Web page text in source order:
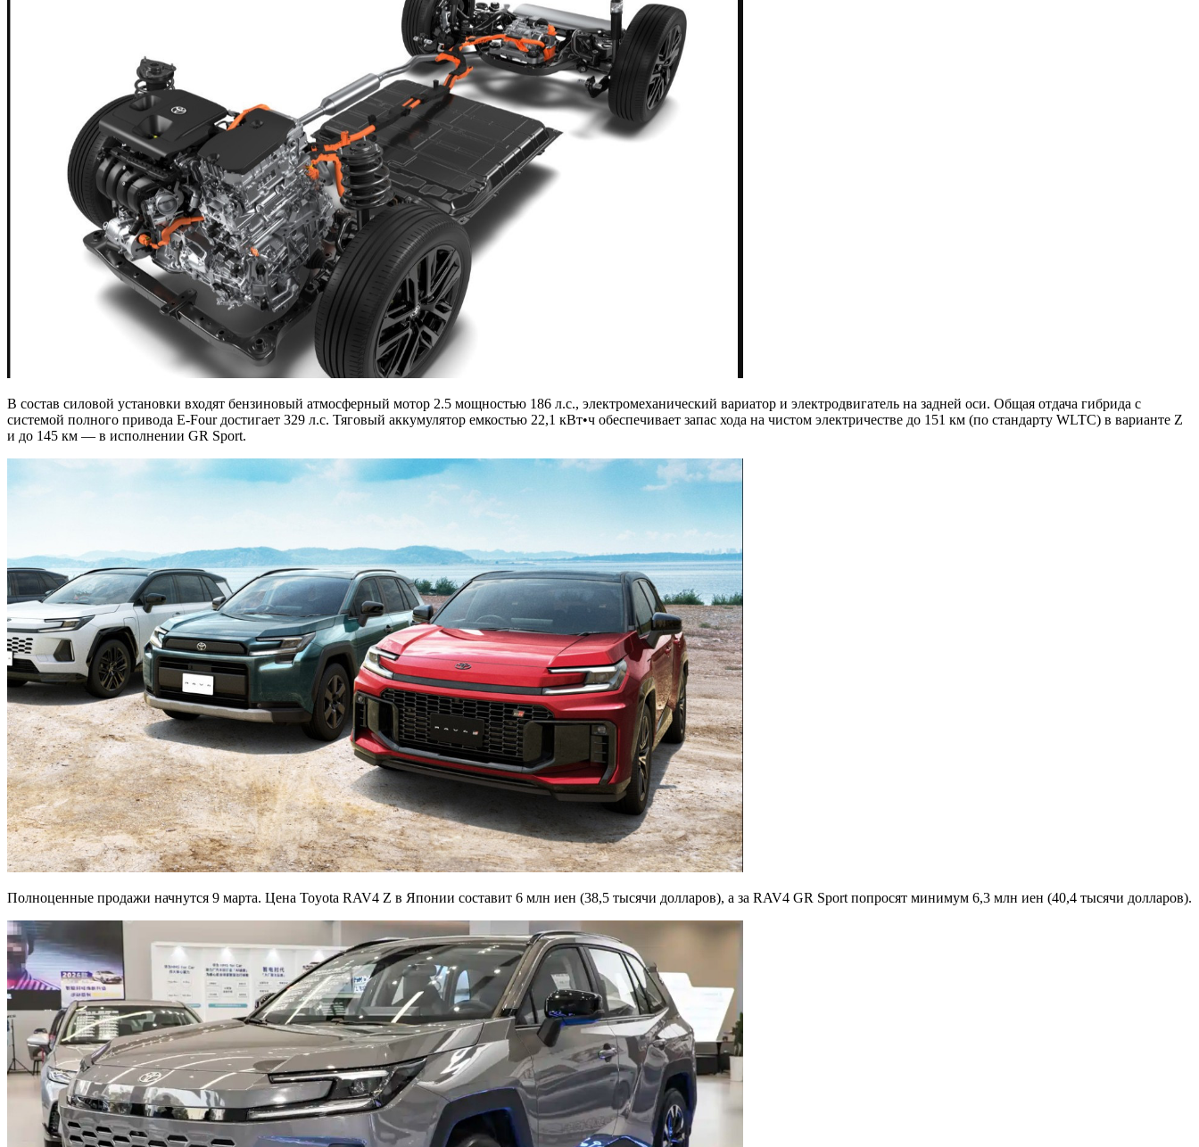
В состав силовой установки входят бензиновый атмосферный мотор 2.5 мощностью 186 л.с., электромеханический вариатор и электродвигатель на задней оси. Общая отдача гибрида с
системой полного привода E-Four достигает 329 л.с. Тяговый аккумулятор емкостью 22,1 кВт•ч обеспечивает запас хода на чистом электричестве до 151 км (по стандарту WLTC) в варианте Z
и до 145 км — в исполнении GR Sport.
Полноценные продажи начнутся 9 марта. Цена Toyota RAV4 Z в Японии составит 6 млн иен (38,5 тысячи долларов), а за RAV4 GR Sport попросят минимум 6,3 млн иен (40,4 тысячи долларов).